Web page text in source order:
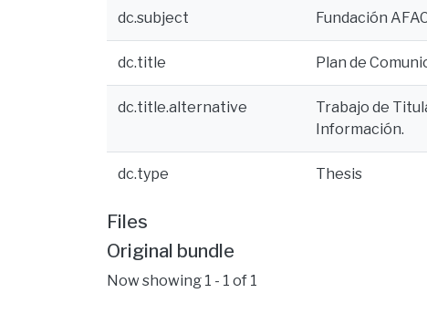
dc.subject Fundación
dc.title Plan de
dc.title.alternative
Trabajo de
Información.
dc.type Thesis
Files
Original bundle
Now showing 1 - 1 of 1